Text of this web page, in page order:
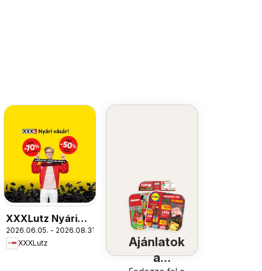
XXXLutz Nyári
vásár
2026.06.05. - 2026.08.31.
XXXLutz
Ajánlatok
a